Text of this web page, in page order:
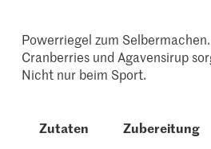
Powerriegel zum
Cranberries und Agavensirup
Nicht nur beim Sport.
Zutaten Zubereitung